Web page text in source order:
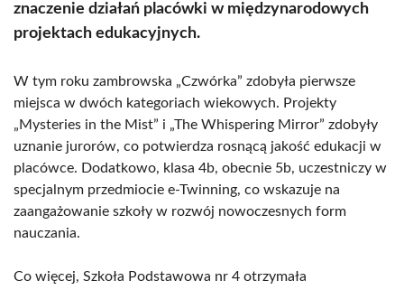
znaczenie działań placówki w międzynarodowych
projektach edukacyjnych.
W tym roku zambrowska „Czwórka” zdobyła pierwsze
miejsca w dwóch kategoriach wiekowych. Projekty
„Mysteries in the Mist” i „The Whispering Mirror” zdobyły
uznanie jurorów, co potwierdza rosnącą jakość edukacji w
placówce. Dodatkowo, klasa 4b, obecnie 5b, uczestniczy w
specjalnym przedmiocie e-Twinning, co wskazuje na
zaangażowanie szkoły w rozwój nowoczesnych form
nauczania.
Co więcej, Szkoła Podstawowa nr 4 otrzymała